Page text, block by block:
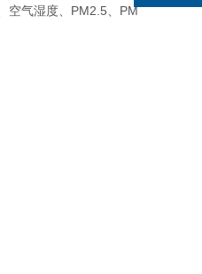
空气湿度、PM2.5、PM